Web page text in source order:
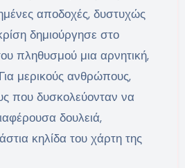
αποδοχές, δυστυχώς
δημιούργησε στο
πληθυσμού μια αρνητική,
μερικούς ανθρώπους,
που δυσκολεύονταν να
δουλειά,
κηλίδα του χάρτη της